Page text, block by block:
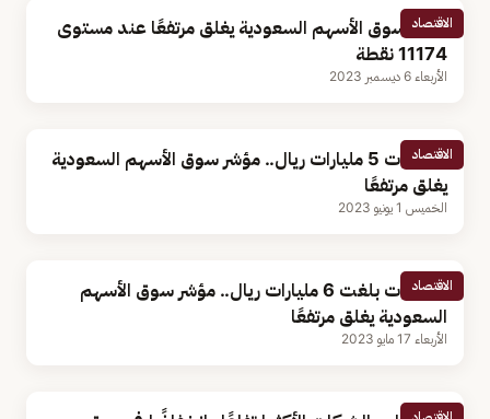
الاقتصاد
مؤشر سوق الأسهم السعودية يغلق مرتفعًا عند مستوى
11174 نقطة
الأربعاء 6 ديسمبر 2023
الاقتصاد
بتداولات 5 مليارات ريال.. مؤشر سوق الأسهم السعودية
يغلق مرتفعًا
الخميس 1 يونيو 2023
الاقتصاد
بتداولات بلغت 6 مليارات ريال.. مؤشر سوق الأسهم
السعودية يغلق مرتفعًا
الأربعاء 17 مايو 2023